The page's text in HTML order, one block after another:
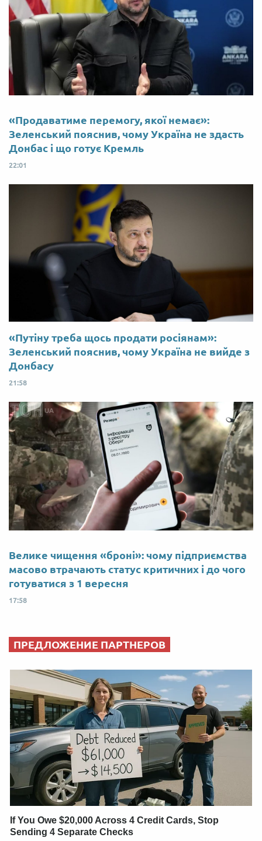
«Продаватиме перемогу, якої немає»:
Зеленський пояснив, чому Україна не здасть
Донбас і що готує Кремль
22:01
«Путіну треба щось продати росіянам»:
Зеленський пояснив, чому Україна не вийде з
Донбасу
21:58
Велике чищення «броні»: чому підприємства
масово втрачають статус критичних і до чого
готуватися з 1 вересня
17:58
ПРЕДЛОЖЕНИЕ ПАРТНЕРОВ
If You Owe $20,000 Across 4 Credit Cards, Stop
Sending 4 Separate Checks